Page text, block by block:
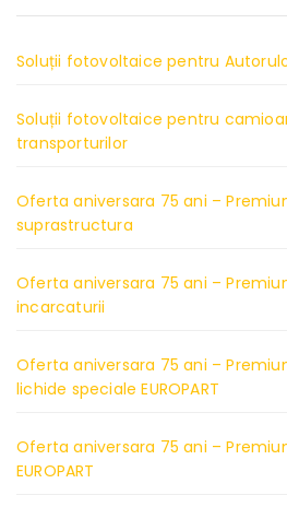
Soluții fotovoltaice pentru
Soluții fotovoltaice pentru
transporturilor
Oferta aniversara 75 ani –
suprastructura
Oferta aniversara 75 ani –
incarcaturii
Oferta aniversara 75 ani –
lichide speciale EUROPART
Oferta aniversara 75 ani –
EUROPART